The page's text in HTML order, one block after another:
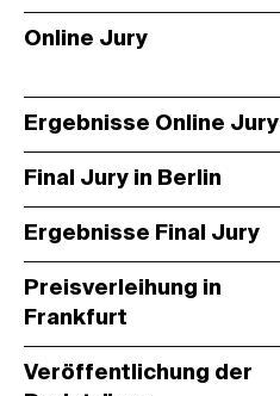
Online Jury
Ergebnisse Online Jury
Final Jury in Berlin
Ergebnisse Final Jury
Preisverleihung in
Frankfurt
Veröffentlichung der